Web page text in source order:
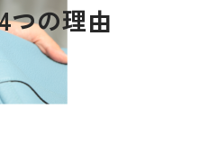
つの理由